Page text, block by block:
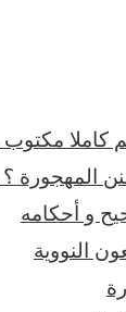
كاملا
المهجورة ؟
و أحكامه
النووية